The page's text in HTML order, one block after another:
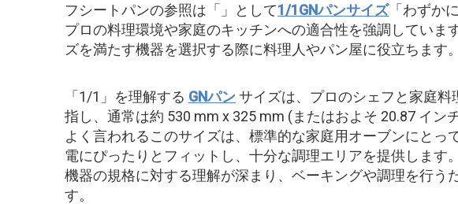
フシートパンの参照は「」として1/1GNパンサイズ「わずか
プロの料理環境や家庭のキッチンへの適合性を強調してい
ズを満たす機器を選択する際に料理人やパン屋に役立ちます
「1/1」を理解する GNパンサイズは、プロのシェフと家庭
指し、通常は約 530 mm x 325 mm (またはおよそ 20.87 イ
よく言われるこのサイズは、標準的な家庭用オーブンにと
電にぴったりとフィットし、十分な調理エリアを提供しま
機器の規格に対する理解が深まり、ベーキングや調理を行
す。